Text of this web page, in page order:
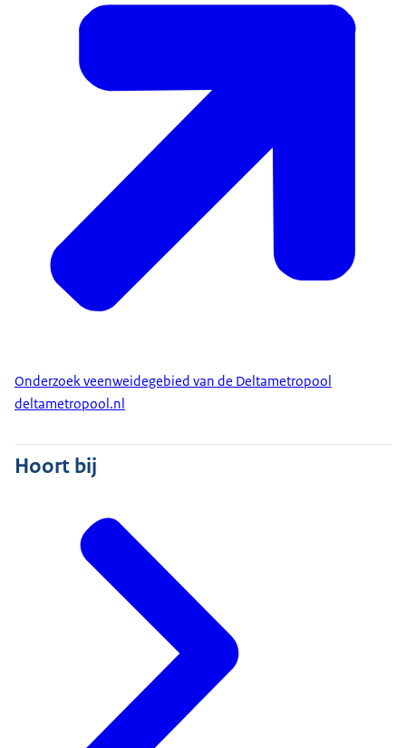
Onderzoek veenweidegebied van de Deltametropool
deltametropool.nl
Hoort bij